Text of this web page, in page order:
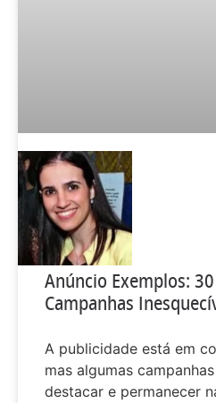
Anúncio Exemplos:
Campanhas
A publicidade está em
mas algumas
destacar e permanecer